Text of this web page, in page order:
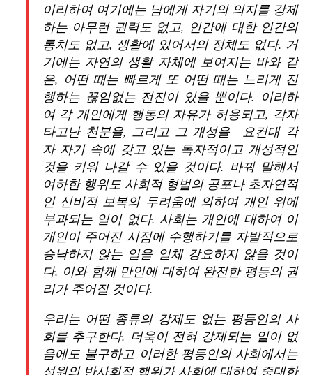
이리하여 여기에는 남에게 자기의 의지를 강제
하는 아무런 권력도 없고, 인간에 대한 인간의
통치도 없고, 생활에 있어서의 정체도 없다. 거
기에는 자연의 생활 자체에 보여지는 바와 같
은, 어떤 때는 빠르게 또 어떤 때는 느리게 진
행하는 끊임없는 전진이 있을 뿐이다. 이리하
여 각 개인에게 행동의 자유가 허용되고, 각자
타고난 천분을, 그리고 그 개성을―요컨대 각
자 자기 속에 갖고 있는 독자적이고 개성적인
것을 키워 나갈 수 있을 것이다. 바꿔 말해서
여하한 행위도 사회적 형벌의 공포나 초자연적
인 신비적 보복의 두려움에 의하여 개인 위에
부과되는 일이 없다. 사회는 개인에 대하여 이
개인이 주어진 시점에 수행하기를 자발적으로
승낙하지 않는 일을 일체 강요하지 않을 것이
다. 이와 함께 만인에 대하여 완전한 평등의 권
리가 주어질 것이다.
우리는 어떤 종류의 강제도 없는 평등인의 사
회를 추구한다. 더욱이 전혀 강제되는 일이 없
음에도 불구하고 이러한 평등인의 사회에서는
성원의 반사회적 행위가 사회에 대하여 중대한